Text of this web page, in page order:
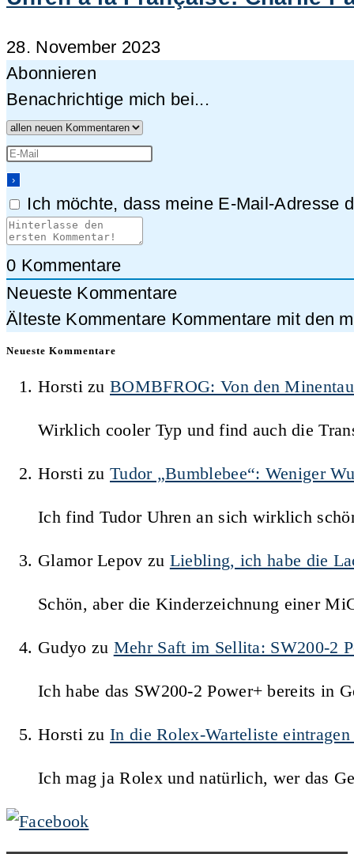
28. November 2023
Abonnieren
Benachrichtige mich bei...
Ich möchte, dass meine E-Mail-Adresse
0 Kommentare
Neueste Kommentare
Älteste Kommentare Kommentare mit den
Neueste Kommentare
HorstizuBOMBFROG: Von den
Wirklich cooler Typ und find auch die
HorstizuTudor „Bumblebee“: Weniger
Ich find Tudor Uhren an sich wirklich
Glamor Lepov zu Liebling, ich habe die
Schön, aber die Kinderzeichnung einer
Gudyo zu Mehr Saft im Sellita: SW200-2
Ich habe das SW200-2 Power+ bereits in
HorstizuIn die Rolex-Warteliste
Ich mag ja Rolex und natürlich, wer das